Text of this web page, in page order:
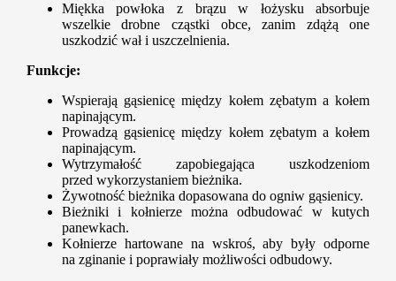
Miękka powłoka z brązu w łożysku absorbuje
wszelkie drobne cząstki obce, zanim zdążą one
uszkodzić wał i uszczelnienia.
Funkcje:
Wspierają gąsienicę między kołem zębatym a kołem
napinającym.
Prowadzą gąsienicę między kołem zębatym a kołem
napinającym.
Wytrzymałość zapobiegająca uszkodzeniom
przed wykorzystaniem bieżnika.
Żywotność bieżnika dopasowana do ogniw gąsienicy.
Bieżniki i kołnierze można odbudować w kutych
panewkach.
Kołnierze hartowane na wskroś, aby były odporne
na zginanie i poprawiały możliwości odbudowy.